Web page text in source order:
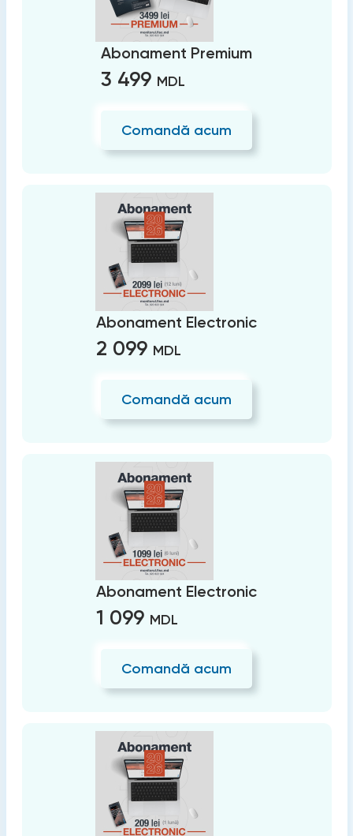
Abonament Premium
3 499 MDL
Comandă acum
Abonament Electronic
2 099 MDL
Comandă acum
Abonament Electronic
1 099 MDL
Comandă acum